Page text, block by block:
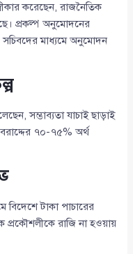
করেছেন, রাজনৈতিক
প্রকল্প অনুমোদনের
সচিবদের মাধ্যমে অনুমোদন
সম্ভাব্যতা যাচাই ছাড়াই
৭০-৭৫% অর্থ
বিদেশে টাকা পাচারের
প্রকৌশলীকে রাজি না হওয়ায়